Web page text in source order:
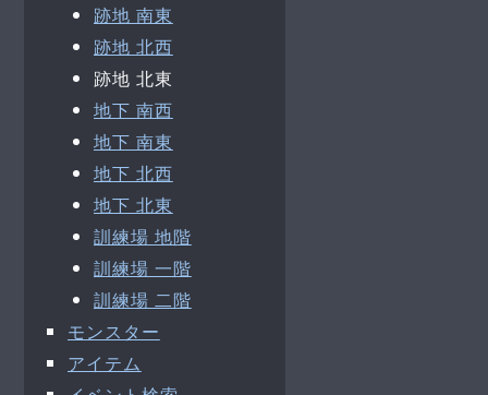
跡地 南東
跡地 北西
跡地 北東
地下 南西
地下 南東
地下 北西
地下 北東
訓練場 地階
訓練場 一階
訓練場 二階
モンスター
アイテム